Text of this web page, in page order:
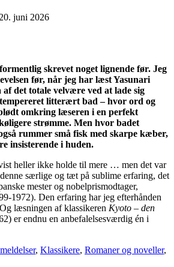
20. juni 2026
skrevet noget lignende før. Jeg
før, når jeg har læst Yasunari
det totale velvære ved at lade sig
litterært bad – hvor ord og
omkring læseren i en perfekt
strømme. Men hvor badet
rummer små fisk med skarpe kæber,
insisterende i huden.
heller ikke holde til mere … men det var
særlige og tæt på sublime erfaring, det
mester og nobelprismodtager,
1972). Den erfaring har jeg efterhånden
læsningen af klassikeren Kyoto – den
er endnu en anbefalelsesværdig én i
, Klassikere, Romaner og noveller,